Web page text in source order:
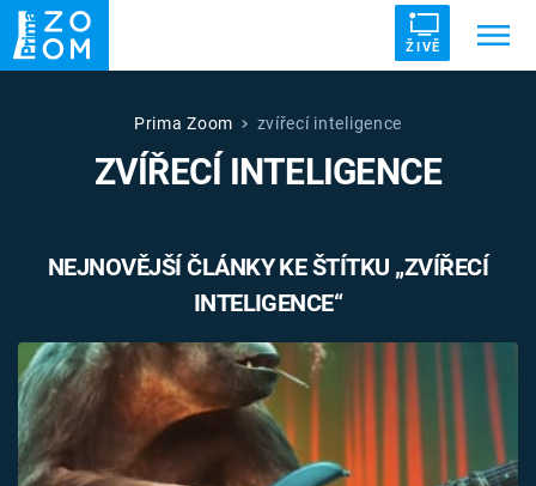
ŽIVĚ
ZRÁDCI UFO DRUHÁ SVĚTOVÁ VÁLKA
VETŘELCI DÁVNOVĚKU
Témata
Pořady
Prima Zoom zvířecí inteligence
ZVÍŘECÍ INTELIGENCE
NEJNOVĚJŠÍ ČLÁNKY KE ŠTÍTKU „ZVÍŘECÍ
INTELIGENCE“